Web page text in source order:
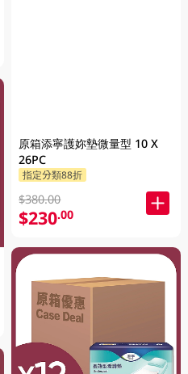
原箱添寧護妳墊微量型 10 X
26PC
指定分類88折
$380.00
$230.00